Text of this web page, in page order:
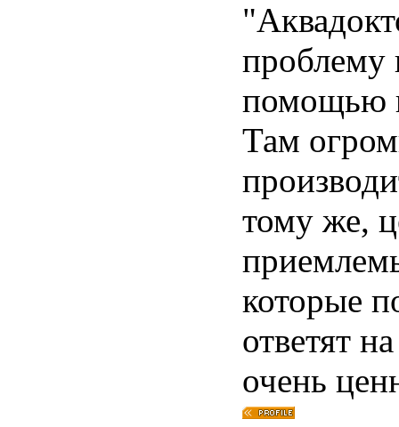
проблему
помощью
Там
тому же,
которые
ответят
очень